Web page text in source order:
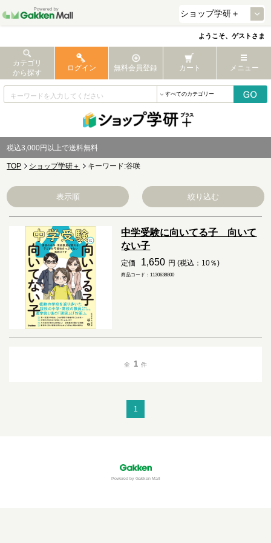
ようこそ、ゲストさま
カテゴリ
から探す
ログイン 無料会員登録 カート メニュー
税込3,000円以上で送料無料
TOP ショップ学研＋ キーワード:谷咲
表示順 絞り込む
中学受験に向いてる子 向いて
ない子
定価 1,650 円 (税込：10％)
商品コード：1130638800
全 1 件
1
Powered by Gakken Mall